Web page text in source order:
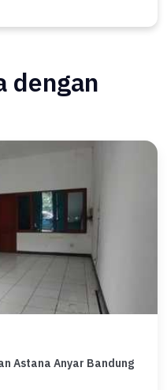
dengan
Astana Anyar Bandung